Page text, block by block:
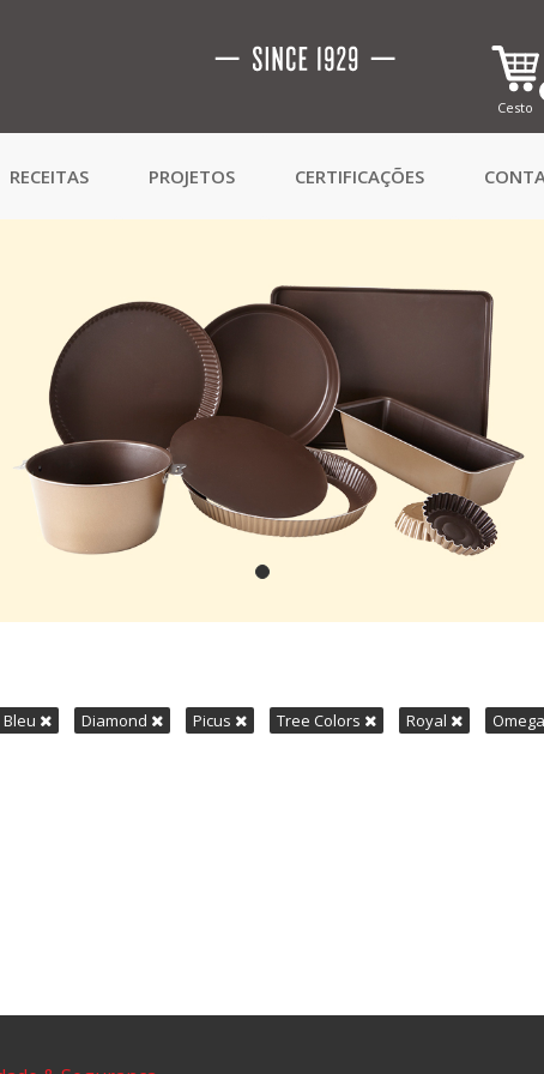
Cesto
RECEITAS PROJETOS CERTIFICAÇÕES
Bleu Diamond Picus Tree Colors Royal Omega